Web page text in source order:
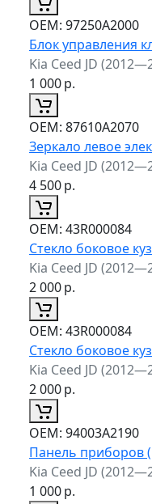
ОЕМ: 97250A2000
Блок управления
Kia Ceed JD
1 000р.
ОЕМ: 87610A2070
Зеркало левое
Kia Ceed JD
4 500р.
ОЕМ: 43R000084
Стекло боковое
Kia Ceed JD
2 000р.
ОЕМ: 43R000084
Стекло боковое
Kia Ceed JD
2 000р.
ОЕМ: 94003A2190
Панель приборов
Kia Ceed JD
1 000р.